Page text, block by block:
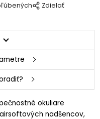
Zdielať
okuliare
nadšencov,